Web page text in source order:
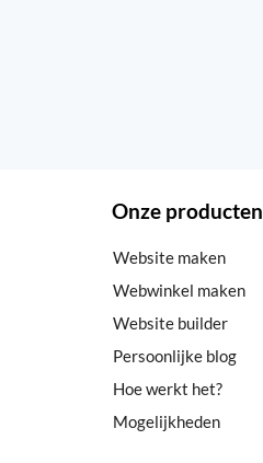
Onze producten
Website maken
Webwinkel maken
Website builder
Persoonlijke blog
Hoe werkt het?
Mogelijkheden